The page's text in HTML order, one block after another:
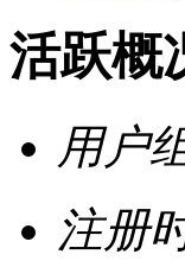
活跃概
用户
注册